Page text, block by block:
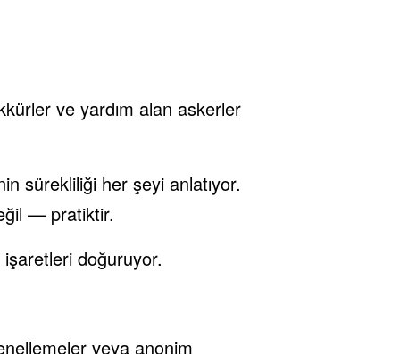
ve yardım alan askerler
sürekliliği her şeyi anlatıyor.
— pratiktir.
doğuruyor.
veya anonim